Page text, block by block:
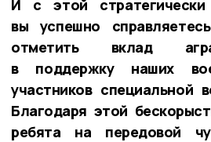
И с этой
вы успешно
отметить вклад
в поддержку наших
участников специальной
Благодаря этой
ребята на передовой